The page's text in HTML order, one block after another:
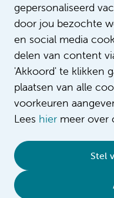
gepersonaliseerd
door jou bezochte
en social media
delen van content
'Akkoord' te klikken
plaatsen van alle
voorkeuren
Lees hier meer over
Stel